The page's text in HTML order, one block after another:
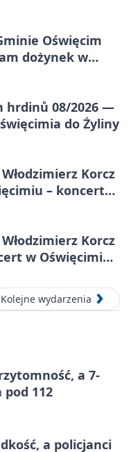
Oświęcim
dożynek w
hrdinů 08/2026 —
do Żyliny
Korcz
– koncert
Korcz
w Oświęcimiu,
Kolejne wydarzenia
a 7-
pod 112
a policjanci